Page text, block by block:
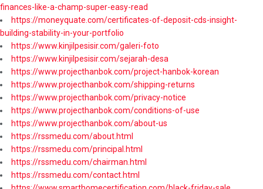
finances-like-a-champ-super-easy-read
https://moneyquate.com/certificates-of-deposit-cds-insight-
building-stability-in-your-portfolio
https://www.kinjilpesisir.com/galeri-foto
https://www.kinjilpesisir.com/sejarah-desa
https://www.projecthanbok.com/project-hanbok-korean
https://www.projecthanbok.com/shipping-returns
https://www.projecthanbok.com/privacy-notice
https://www.projecthanbok.com/conditions-of-use
https://www.projecthanbok.com/about-us
https://rssmedu.com/about.html
https://rssmedu.com/principal.html
https://rssmedu.com/chairman.html
https://rssmedu.com/contact.html